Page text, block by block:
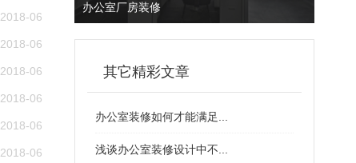
2018-06
2018-06
2018-06
2018-06
2018-06
2018-06
办公室厂房装修
其它精彩文章
办公室装修如何才能满足...
浅谈办公室装修设计中不...